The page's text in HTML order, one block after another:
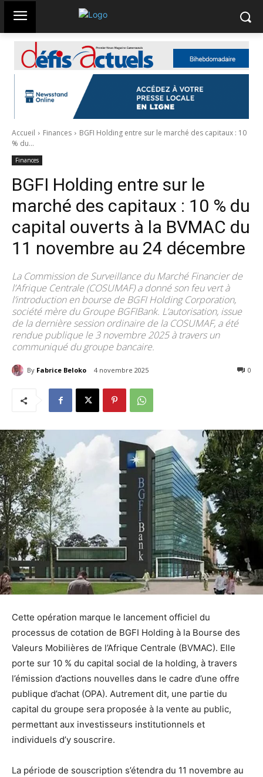
Accueil Finances
BGFI Holding entre sur le marché des capitaux : 10
% du...
Finances
BGFI Holding entre sur le
marché des capitaux : 10 % du
capital ouverts à la BVMAC du
11 novembre au 24 décembre
La Commission de Surveillance du Marché Financier de
l’Afrique Centrale (COSUMAF) a donné son feu vert à
l’introduction en bourse de BGFI Holding Corporation,
société mère du Groupe BGFIBank. L’autorisation, issue
de la dernière session ordinaire de la COSUMAF, a été
rendue publique le 3 novembre 2025 à travers un
communiqué du groupe bancaire.
By Fabrice Beloko 4 novembre 2025 0
Cette opération marque le lancement officiel du
processus de cotation de BGFI Holding à la Bourse des
Valeurs Mobilières de l’Afrique Centrale (BVMAC). Elle
porte sur 10 % du capital social de la holding, à travers
l’émission d’actions nouvelles dans le cadre d’une offre
publique d’achat (OPA). Autrement dit, une partie du
capital du groupe sera proposée à la vente au public,
permettant aux investisseurs institutionnels et
individuels d’y souscrire.
La période de souscription s’étendra du 11 novembre au